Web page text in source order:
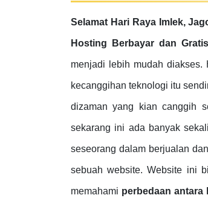
Selamat Hari Raya Imlek,
Hosting Berbayar dan Gratis
menjadi lebih mudah
kecanggihan teknologi itu
dizaman yang kian canggih
sekarang ini ada banyak
seseorang dalam berjualan
sebuah website. Website ini
memahami perbedaan